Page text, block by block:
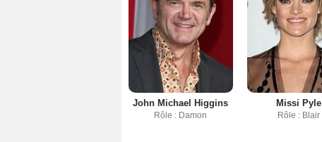
John Michael Higgins
Rôle : Damon
Missi Pyle
Rôle : Blair